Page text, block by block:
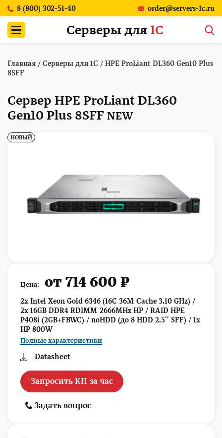
8 (800) 302-51-40 order@servers-1c.ru
Серверы для 1С
Главная / Серверы для 1С / HPE ProLiant DL360 Gen10 Plus
8SFF
Сервер HPE ProLiant DL360
Gen10 Plus 8SFF NEW
НОВЫЙ
Цена: от 714 600 ₽
2x Intel Xeon Gold 6346 (16C 36M Cache 3.10 GHz) /
2x 16GB DDR4 RDIMM 2666MHz HP / RAID HPE
P408i (2GB+FBWC) / noHDD (до 8 HDD 2.5'' SFF) / 1x
HP 800W
Полные характеристики
Datasheet
Запросить КП за час
Задать вопрос